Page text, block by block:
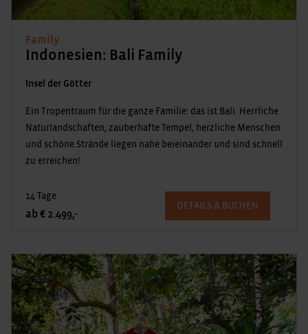
Family
Indonesien: Bali Family
Insel der Götter
Ein Tropentraum für die ganze Familie: das ist Bali. Herrliche
Naturlandschaften, zauberhafte Tempel, herzliche Menschen
und schöne Strände liegen nahe beieinander und sind schnell
zu erreichen!
14 Tage
ab € 2.499,-
DETAILS & BUCHEN